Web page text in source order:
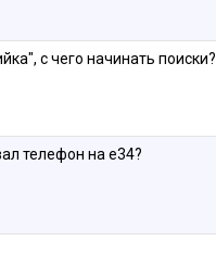
с чего начинать поиски?
телефон на е34?